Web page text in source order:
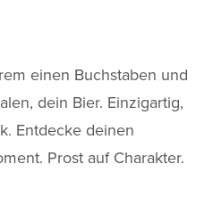
einen Buchstaben und
dein Bier. Einzigartig,
Entdecke deinen
Prost auf Charakter.